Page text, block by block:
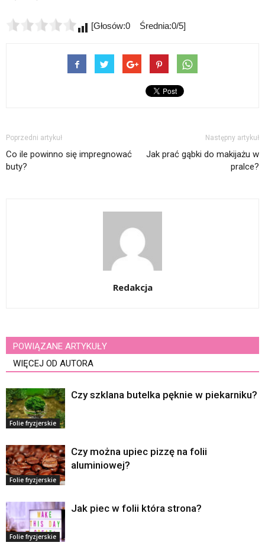
[Głosów:0 Średnia:0/5]
Poprzedni artykuł
Co ile powinno się impregnować
buty?
Następny artykuł
Jak prać gąbki do makijażu w
pralce?
Redakcja
POWIĄZANE ARTYKUŁY
WIĘCEJ OD AUTORA
Folie fryzjerskie
Czy szklana butelka pęknie w piekarniku?
Folie fryzjerskie
Czy można upiec pizzę na folii
aluminiowej?
Folie fryzjerskie
Jak piec w folii która strona?